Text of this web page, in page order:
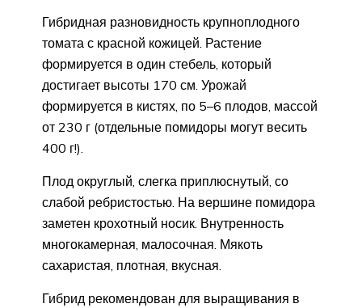
Гибридная разновидность крупноплодного
томата с красной кожицей. Растение
формируется в один стебель, который
достигает высоты 170 см. Урожай
формируется в кистях, по 5–6 плодов, массой
от 230 г (отдельные помидоры могут весить
400 г!).
Плод округлый, слегка приплюснутый, со
слабой ребристостью. На вершине помидора
заметен крохотный носик. Внутренность
многокамерная, малосочная. Мякоть
сахаристая, плотная, вкусная.
Гибрид рекомендован для выращивания в